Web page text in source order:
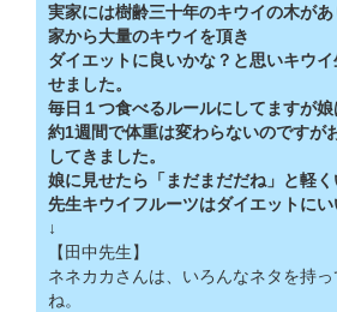
実家には樹齢三十年のキウイの木が
家から大量のキウイを頂き
ダイエットに良いかな？と思いキウ
せました。
毎日１つ食べるルールにしてますが娘
約1週間で体重は変わらないのですが
してきました。
娘に見せたら「まだまだだね」と軽く
先生キウイフルーツはダイエットにい
↓
【田中先生】
ネネカカさんは、いろんなネタを持
ね。